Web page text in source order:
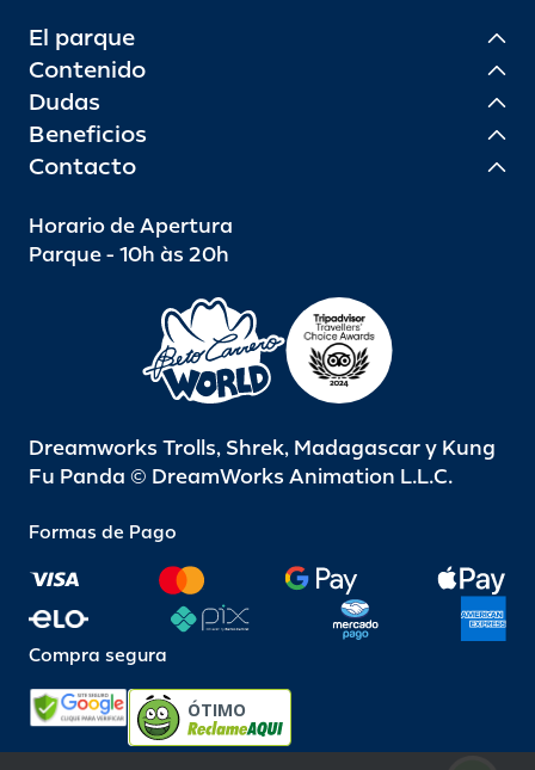
El parque
Contenido
Dudas
Beneficios
Contacto
Horario de Apertura
Parque - 10h às 20h
Dreamworks Trolls, Shrek, Madagascar y Kung
Fu Panda © DreamWorks Animation L.L.C.
Formas de Pago
Compra segura
ÓTIMO